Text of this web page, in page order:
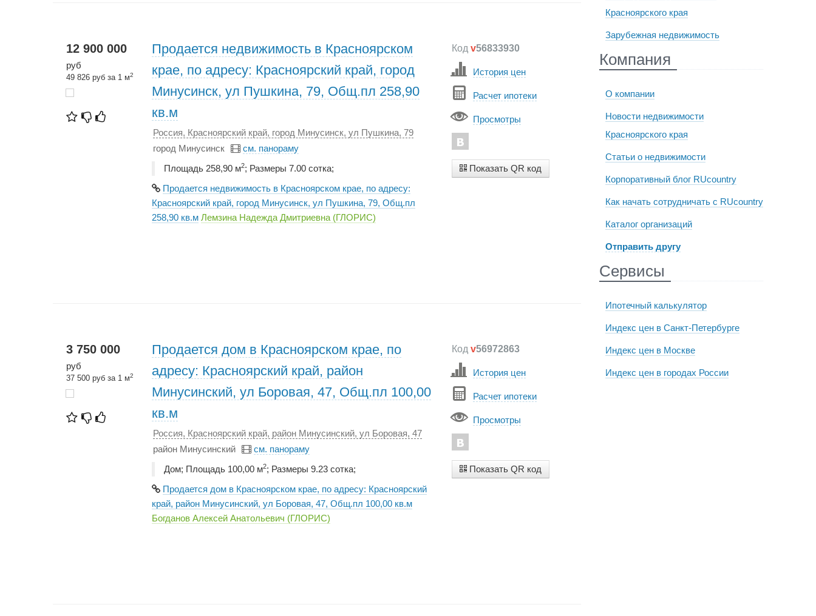
12 900 000
руб
49 826 руб за 1 м2
Продается недвижимость в Красноярском
крае, по адресу: Красноярский край, город
Минусинск, ул Пушкина, 79, Общ.пл 258,90
кв.м
Россия, Красноярский край, город Минусинск, ул Пушкина, 79
город Минусинск
см. панораму
Площадь 258,90 м2; Размеры 7.00 сотка;
Продается недвижимость в Красноярском крае, по адресу:
Красноярский край, город Минусинск, ул Пушкина, 79, Общ.пл
258,90 кв.м Лемзина Надежда Дмитриевна (ГЛОРИС)
Кодv56833930
История цен
Расчет ипотеки
Просмотры
Показать QR код
3 750 000
руб
37 500 руб за 1 м2
Продается дом в Красноярском крае, по
адресу: Красноярский край, район
Минусинский, ул Боровая, 47, Общ.пл 100,00
кв.м
Россия, Красноярский край, район Минусинский, ул Боровая, 47
район Минусинский
см. панораму
Дом; Площадь 100,00 м2; Размеры 9.23 сотка;
Продается дом в Красноярском крае, по адресу: Красноярский
край, район Минусинский, ул Боровая, 47, Общ.пл 100,00 кв.м
Богданов Алексей Анатольевич (ГЛОРИС)
Кодv56972863
История цен
Расчет ипотеки
Просмотры
Показать QR код
Красноярского края
Зарубежная недвижимость
Компания
О компании
Новости недвижимости
Красноярского края
Статьи о недвижимости
Корпоративный блог RUcountry
Как начать сотрудничать с RUcountry
Каталог организаций
Отправить другу
Сервисы
Ипотечный калькулятор
Индекс цен в Санкт-Петербурге
Индекс цен в Москве
Индекс цен в городах России